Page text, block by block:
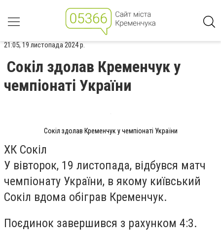
21:05, 19 листопада 2024 р.
Сокіл здолав Кременчук у
чемпіонаті України
Сокіл здолав Кременчук у чемпіонаті України
ХК Сокіл
У вівторок, 19 листопада, відбувся матч
чемпіонату України, в якому київський
Сокіл вдома обіграв Кременчук.
Поєдинок завершився з рахунком 4:3.